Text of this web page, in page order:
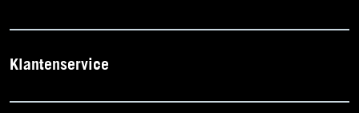
Klantenservice